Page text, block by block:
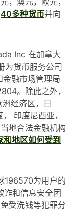
40多种货币并向
Inc 在加拿大
为货币服务公司
金融市场管理局
。除此之外，
经济区，日
印度尼西亚，
地合法金融机构
地区如何受到
196570为用户的
诈和信息安全团
受洗钱等犯罪分